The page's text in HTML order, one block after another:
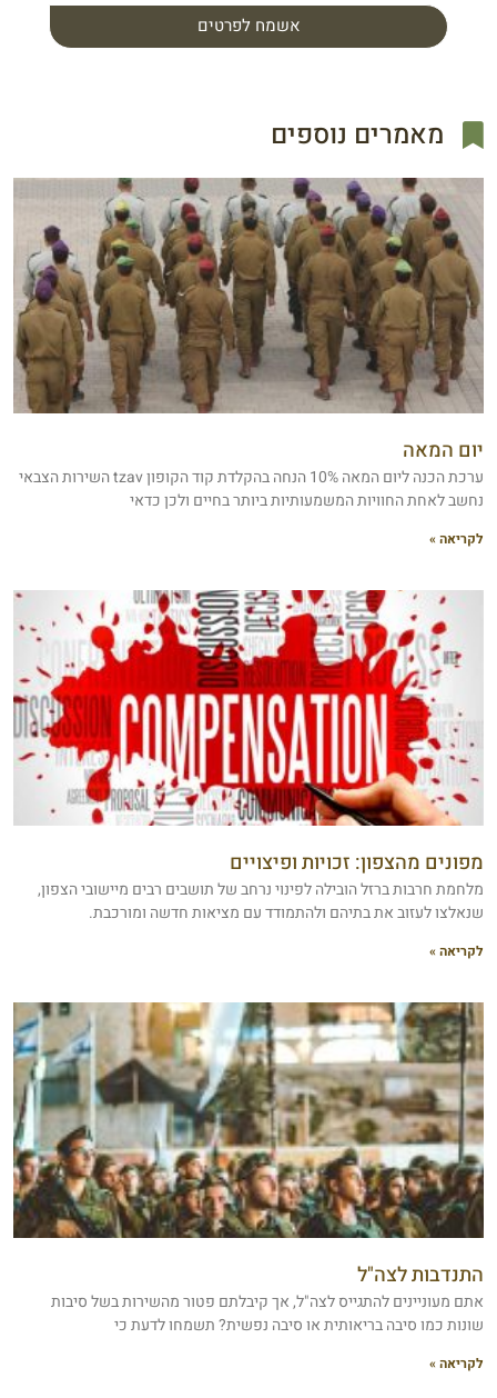
אשמח לפרטים
מאמרים נוספים
יום המאה
ערכת הכנה ליום המאה 10% הנחה בהקלדת קוד הקופון tzav השירות הצבאי
נחשב לאחת החוויות המשמעותיות ביותר בחיים ולכן כדאי
לקריאה »
מפונים מהצפון: זכויות ופיצויים
מלחמת חרבות ברזל הובילה לפינוי נרחב של תושבים רבים מיישובי הצפון,
שנאלצו לעזוב את בתיהם ולהתמודד עם מציאות חדשה ומורכבת.
לקריאה »
התנדבות לצה"ל
אתם מעוניינים להתגייס לצה"ל, אך קיבלתם פטור מהשירות בשל סיבות
שונות כמו סיבה בריאותית או סיבה נפשית? תשמחו לדעת כי
לקריאה »